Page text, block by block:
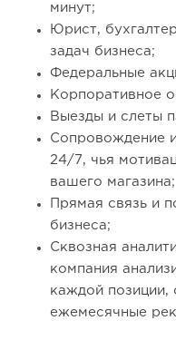
минут;
Юрист,
задач бизнеса;
Федеральные
Корпоративное
Выезды и слеты
Сопровождение
24/7, чья
вашего магазина;
Прямая связь и
бизнеса;
Сквозная
компания
каждой позиции,
ежемесячные